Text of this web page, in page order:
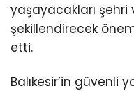
yaşayacakları
şekillendirecek
etti.
Balıkesir’in güvenli